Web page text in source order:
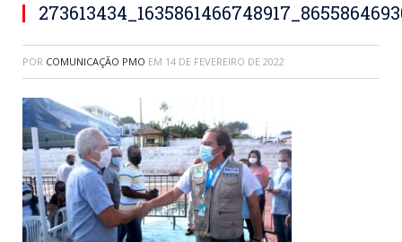
POR COMUNICAÇÃO PMO EM 14 DE FEVEREIRO DE 2022